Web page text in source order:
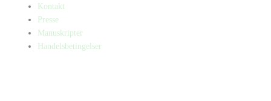
Kontakt
Presse
Manuskripter
Handelsbetingelser